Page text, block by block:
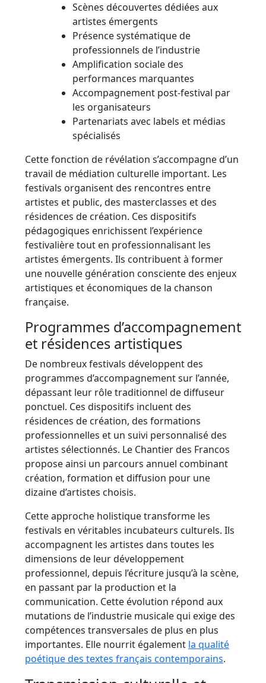
Scènes découvertes dédiées aux
artistes émergents
Présence systématique de
professionnels de l’industrie
Amplification sociale des
performances marquantes
Accompagnement post-festival par
les organisateurs
Partenariats avec labels et médias
spécialisés
Cette fonction de révélation s’accompagne d’un
travail de médiation culturelle important. Les
festivals organisent des rencontres entre
artistes et public, des masterclasses et des
résidences de création. Ces dispositifs
pédagogiques enrichissent l’expérience
festivalière tout en professionnalisant les
artistes émergents. Ils contribuent à former
une nouvelle génération consciente des enjeux
artistiques et économiques de la chanson
française.
Programmes d’accompagnement
et résidences artistiques
De nombreux festivals développent des
programmes d’accompagnement sur l’année,
dépassant leur rôle traditionnel de diffuseur
ponctuel. Ces dispositifs incluent des
résidences de création, des formations
professionnelles et un suivi personnalisé des
artistes sélectionnés. Le Chantier des Francos
propose ainsi un parcours annuel combinant
création, formation et diffusion pour une
dizaine d’artistes choisis.
Cette approche holistique transforme les
festivals en véritables incubateurs culturels. Ils
accompagnent les artistes dans toutes les
dimensions de leur développement
professionnel, depuis l’écriture jusqu’à la scène,
en passant par la production et la
communication. Cette évolution répond aux
mutations de l’industrie musicale qui exige des
compétences transversales de plus en plus
importantes. Elle nourrit également la qualité
poétique des textes français contemporains.